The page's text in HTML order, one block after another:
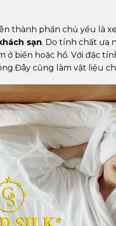
thành phần chủ yếu là
sạn. Do tính chất ưa
ở biển hoặc hồ. Với đặc
cũng làm vật liệu